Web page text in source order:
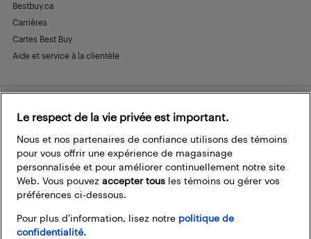
Bestbuy.ca
Carrières
Cartes Best Buy
Aide et service à la clientèle
Restez connecté
FacebookInstagram
PinterestLinkedInYouTube
Le respect de la vie privée est important.
Nous et nos partenaires de confiance utilisons des témoins
pour vous offrir une expérience de magasinage
personnalisée et pour améliorer continuellement notre site
Web. Vous pouvez accepter tous les témoins ou gérer vos
préférences ci-dessous.
Pour plus d’information, lisez notre politique de
confidentialité.